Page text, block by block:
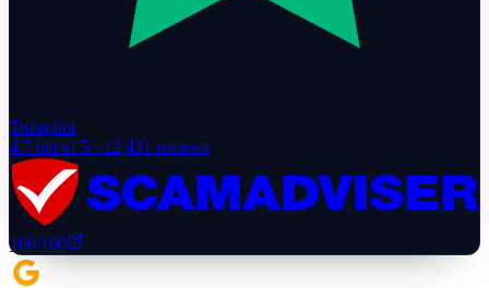
Trustpilot
4.7 out of 5 · 12,431 reviews
100/100